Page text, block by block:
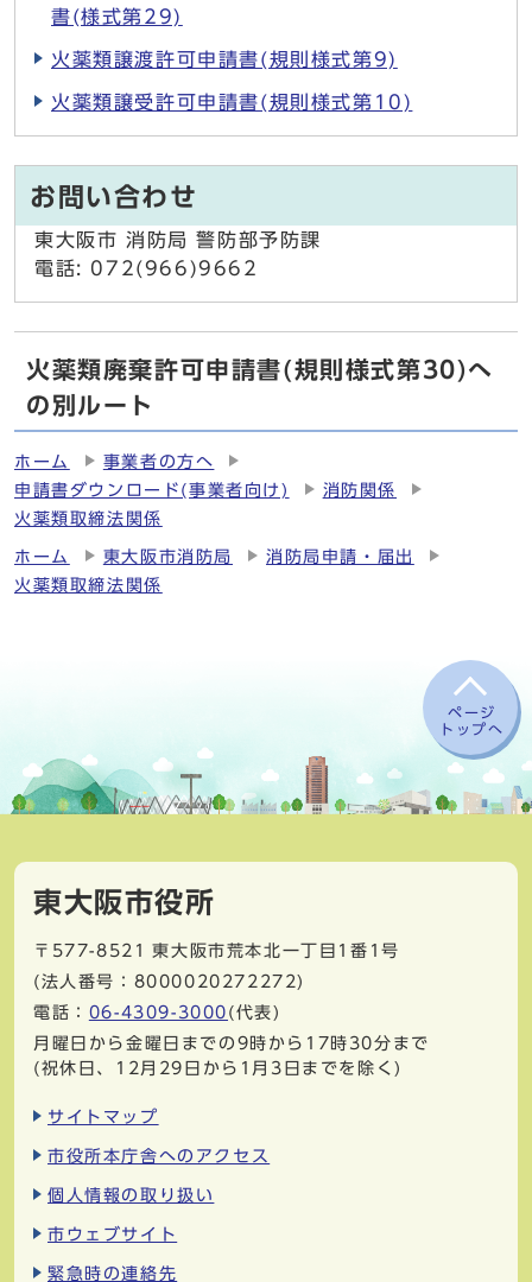
書(様式第29)
火薬類譲渡許可申請書(規則様式第9)
火薬類譲受許可申請書(規則様式第10)
お問い合わせ
東大阪市 消防局 警防部予防課
電話: 072(966)9662
火薬類廃棄許可申請書(規則様式第30)へ
の別ルート
ホーム
事業者の方へ
申請書ダウンロード(事業者向け)
消防関係
火薬類取締法関係
ホーム 東大阪市消防局
消防局申請・届出
火薬類取締法関係
ページ
トップへ
東大阪市役所
〒577-8521
東大阪市荒本北一丁目1番1号
(法人番号：8000020272272)
電話： 06-4309-3000 (代表)
月曜日から金曜日までの9時から17時30分まで
(祝休日、12月29日から1月3日までを除く)
サイトマップ
市役所本庁舎へのアクセス
個人情報の取り扱い
市ウェブサイト
緊急時の連絡先